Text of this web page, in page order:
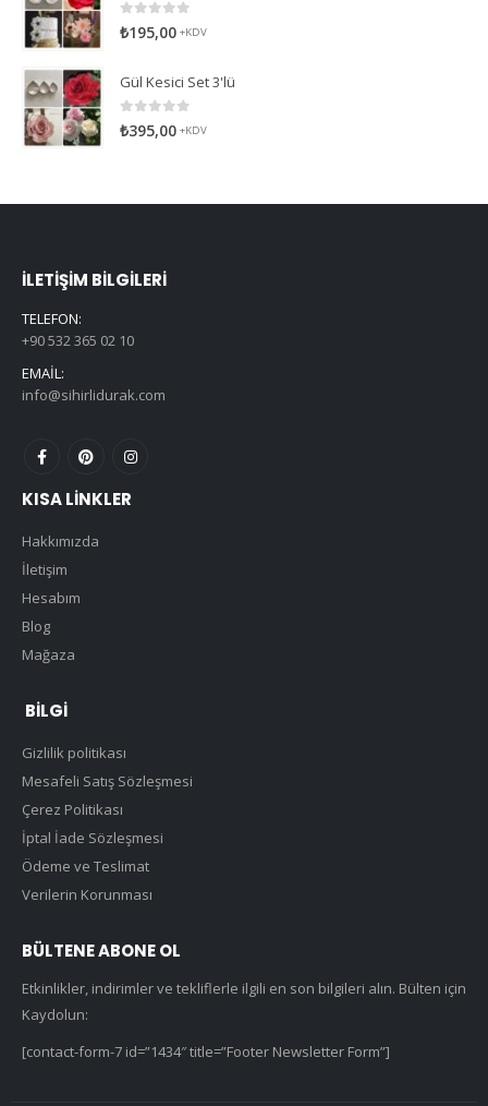
0 5 üzerinden
₺195,00 +KDV
Gül Kesici Set 3'lü
05 üzerinden
₺395,00 +KDV
İLETIŞIM BILGILERI
TELEFON:
+90 532 365 02 10
EMAIL:
info@sihirlidurak.com
KISA LINKLER
Hakkımızda
İletişim
Hesabım
Blog
Mağaza
BILGI
Gizlilik politikası
Mesafeli Satış Sözleşmesi
Çerez Politikası
İptal İade Sözleşmesi
Ödeme ve Teslimat
Verilerin Korunması
BÜLTENE ABONE OL
Etkinlikler, indirimler ve tekliflerle ilgili en son bilgileri alın. Bülten için
Kaydolun:
[contact-form-7 id=”1434″ title=”Footer Newsletter Form”]